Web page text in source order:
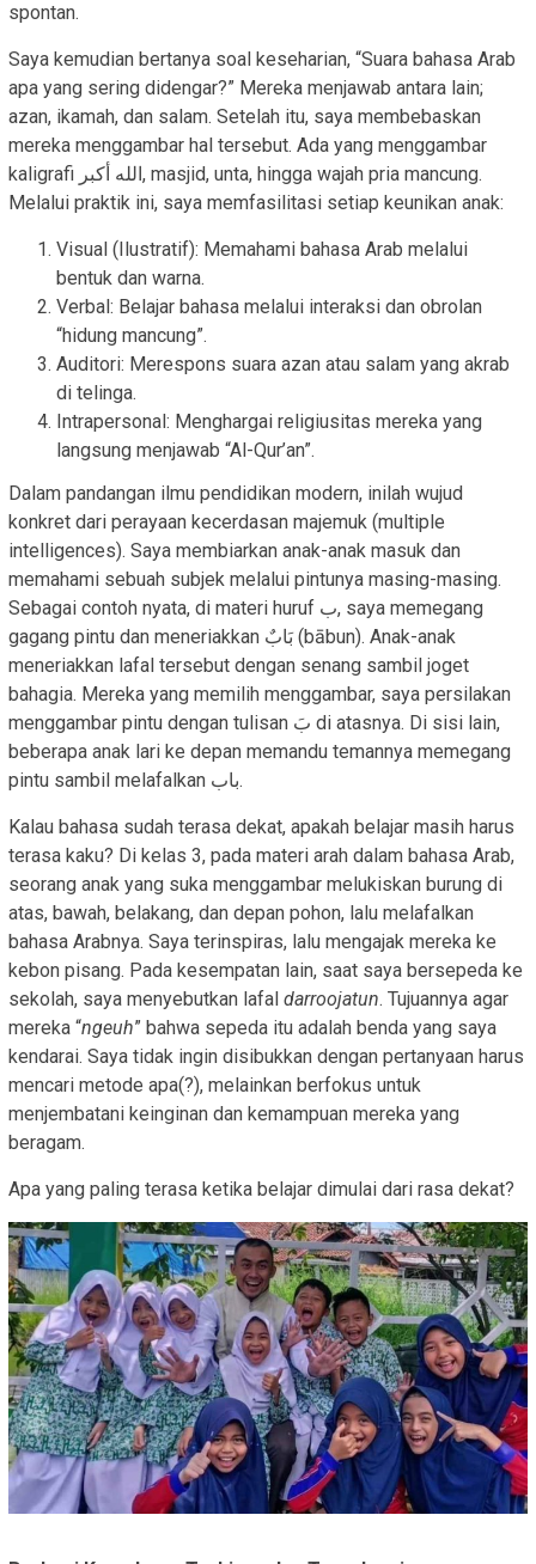
spontan.
Saya kemudian bertanya soal keseharian, “Suara bahasa Arab
apa yang sering didengar?” Mereka menjawab antara lain;
azan, ikamah, dan salam. Setelah itu, saya membebaskan
mereka menggambar hal tersebut. Ada yang menggambar
kaligrafi الله أكبر, masjid, unta, hingga wajah pria mancung.
Melalui praktik ini, saya memfasilitasi setiap keunikan anak:
Visual (Ilustratif): Memahami bahasa Arab melalui
bentuk dan warna.
Verbal: Belajar bahasa melalui interaksi dan obrolan
“hidung mancung”.
Auditori: Merespons suara azan atau salam yang akrab
di telinga.
Intrapersonal: Menghargai religiusitas mereka yang
langsung menjawab “Al-Qur’an”.
Dalam pandangan ilmu pendidikan modern, inilah wujud
konkret dari perayaan kecerdasan majemuk (multiple
intelligences). Saya membiarkan anak-anak masuk dan
memahami sebuah subjek melalui pintunya masing-masing.
Sebagai contoh nyata, di materi huruf ب, saya memegang
gagang pintu dan meneriakkan بَابٌ (bābun). Anak-anak
meneriakkan lafal tersebut dengan senang sambil joget
bahagia. Mereka yang memilih menggambar, saya persilakan
menggambar pintu dengan tulisan بَ di atasnya. Di sisi lain,
beberapa anak lari ke depan memandu temannya memegang
pintu sambil melafalkan باب.
Kalau bahasa sudah terasa dekat, apakah belajar masih harus
terasa kaku? Di kelas 3, pada materi arah dalam bahasa Arab,
seorang anak yang suka menggambar melukiskan burung di
atas, bawah, belakang, dan depan pohon, lalu melafalkan
bahasa Arabnya. Saya terinspiras, lalu mengajak mereka ke
kebon pisang. Pada kesempatan lain, saat saya bersepeda ke
sekolah, saya menyebutkan lafal darroojatun. Tujuannya agar
mereka “ngeuh” bahwa sepeda itu adalah benda yang saya
kendarai. Saya tidak ingin disibukkan dengan pertanyaan harus
mencari metode apa(?), melainkan berfokus untuk
menjembatani keinginan dan kemampuan mereka yang
beragam.
Apa yang paling terasa ketika belajar dimulai dari rasa dekat?